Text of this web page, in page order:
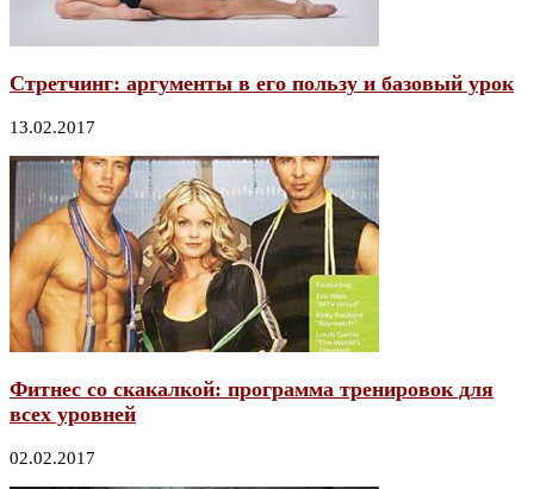
Стретчинг: аргументы в его пользу и базовый урок
13.02.2017
Фитнес со скакалкой: программа тренировок для
всех уровней
02.02.2017